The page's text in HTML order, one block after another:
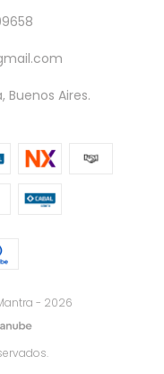
Buenos Aires.
- 2026